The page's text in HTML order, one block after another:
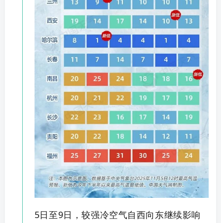
5日至9日，较强冷空气自西向东继续影响